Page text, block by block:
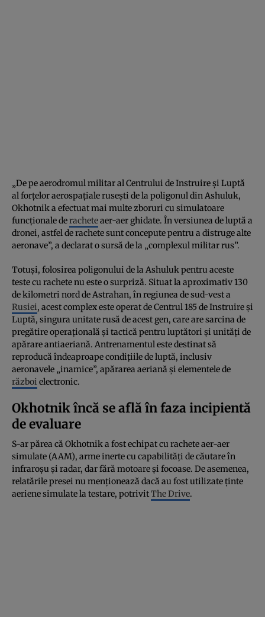
„De pe aerodromul militar al Centrului de Instruire și Luptă
al forțelor aerospațiale rusești de la poligonul din Ashuluk,
Okhotnik a efectuat mai multe zboruri cu simulatoare
funcționale deracheteaer-aer ghidate. În versiunea de luptă a
dronei, astfel de rachete sunt concepute pentru a distruge alte
aeronave”, a declarat o sursă de la „complexul militar rus”.
Totuși, folosirea poligonului de la Ashuluk pentru aceste
teste cu rachete nu este o surpriză. Situat la aproximativ 130
de kilometri nord de Astrahan, în regiunea de sud-vest a
Rusiei, acest complex este operat de Centrul 185 de Instruire și
Luptă, singura unitate rusă de acest gen, care are sarcina de
pregătire operațională și tactică pentru luptători și unități de
apărare antiaeriană. Antrenamentul este destinat să
reproducă îndeaproape condițiile de luptă, inclusiv
aeronavele „inamice”, apărarea aeriană și elementele de
război electronic.
Okhotnik încă se află în faza incipientă
de evaluare
S-ar părea că Okhotnik a fost echipat cu rachete aer-aer
simulate (AAM), arme inerte cu capabilități de căutare în
infraroșu și radar, dar fără motoare și focoase. De asemenea,
relatările presei nu menționează dacă au fost utilizate ținte
aeriene simulate la testare, potrivitThe Drive.